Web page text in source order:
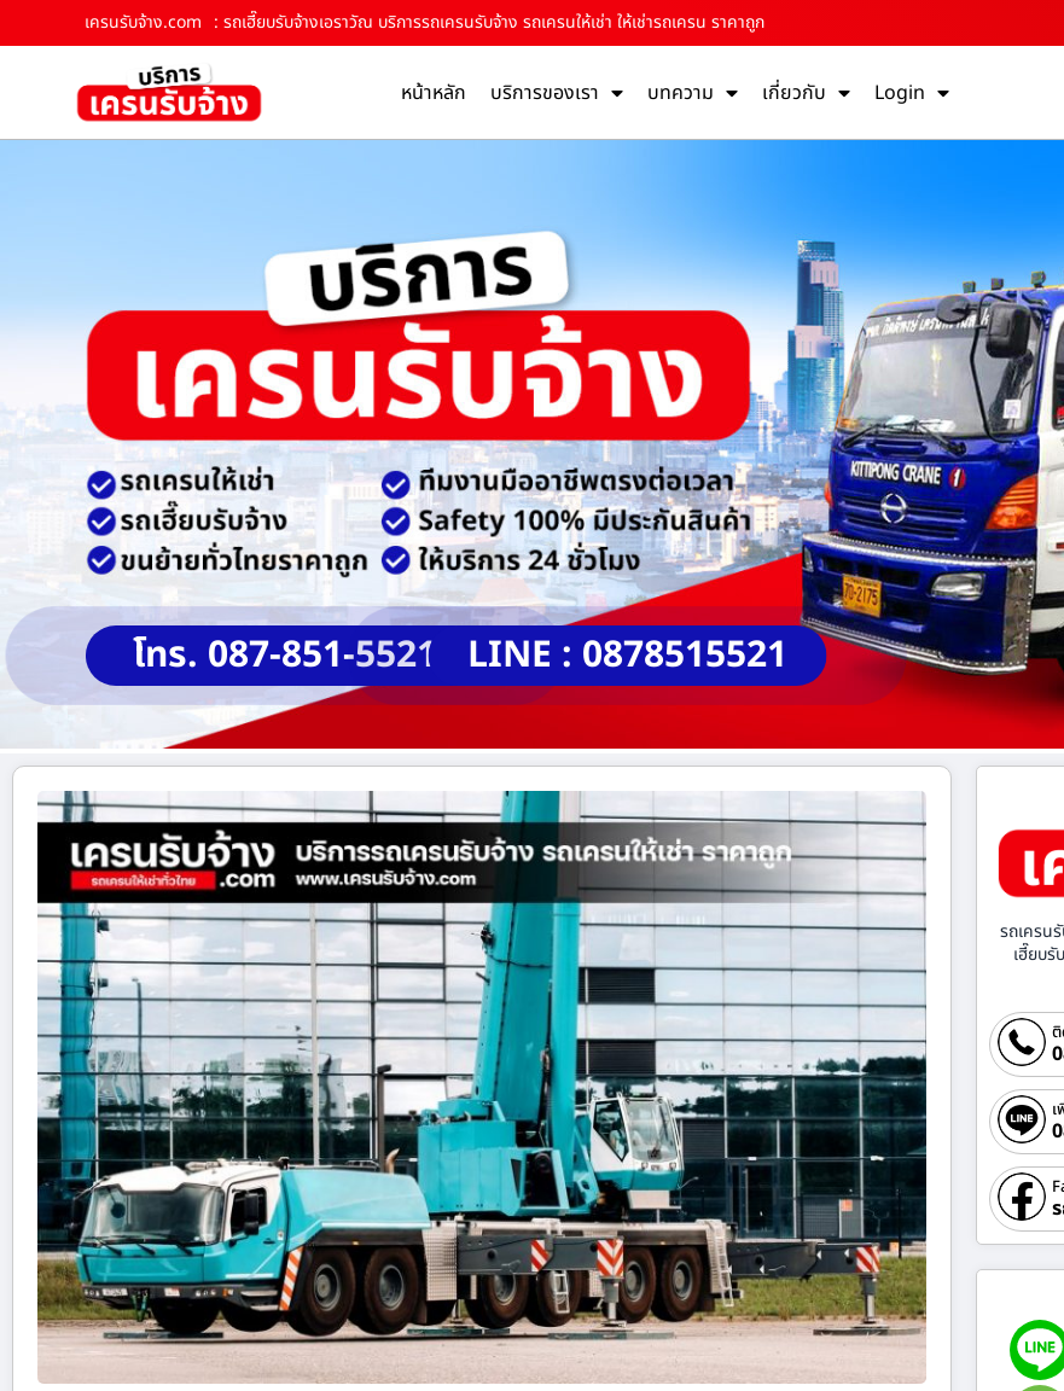
เครนรับจ้าง.com : รถเฮี๊ยบรับจ้างเอราวัณ บริการรถเครนรับจ้าง รถเครนให้เช่า ให้เช่ารถเครน ราคาถูก
หน้าหลัก บริการของเรา บทความ เกี่ยวกับ Login
โทร. 087-851-5521 LINE : 0878515521
รถเครน
เฮี๊ยบ
ติ